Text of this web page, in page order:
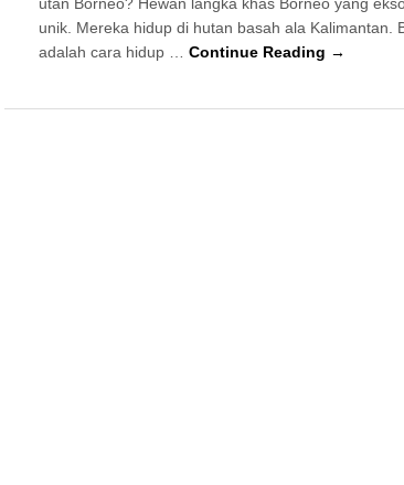
unik. Mereka hidup di hutan basah ala Kalimantan.
adalah cara hidup … Continue Reading →